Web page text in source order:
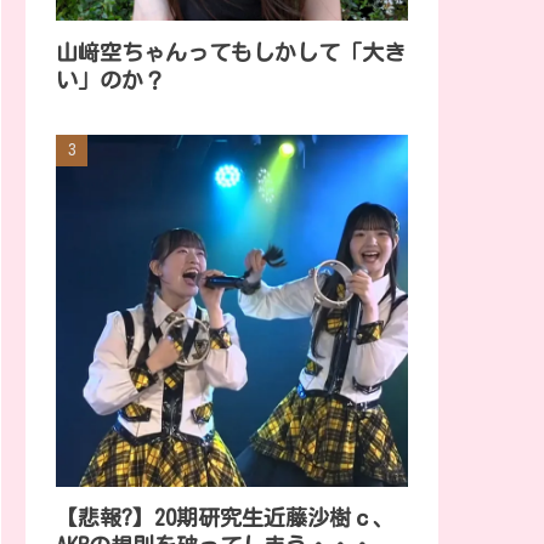
山﨑空ちゃんってもしかして「大き
い」のか？
【悲報?】20期研究生近藤沙樹ｃ、